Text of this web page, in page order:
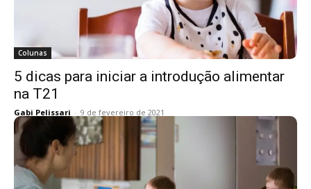
Colunas
5 dicas para iniciar a introdução alimentar
na T21
Gabi Pelissari - 9 de fevereiro de 2021